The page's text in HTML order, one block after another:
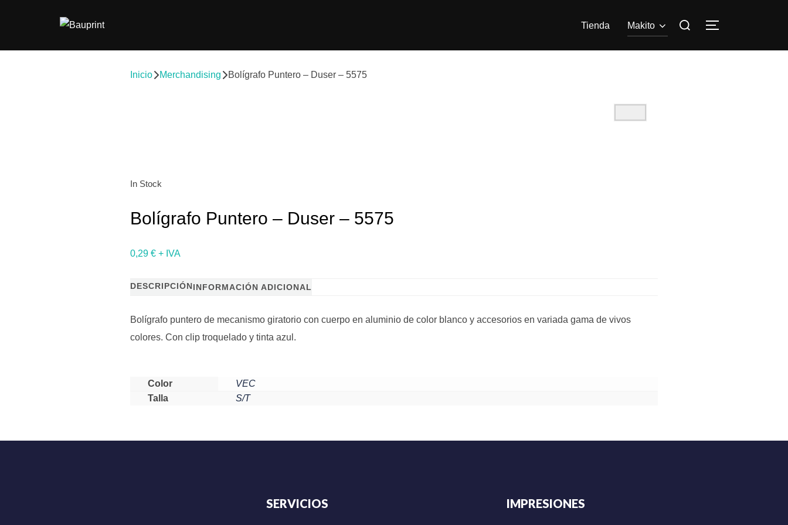
Tienda Makito
Inicio Merchandising Bolígrafo Puntero – Duser – 5575
In Stock
Bolígrafo Puntero – Duser – 5575
0,29 € + IVA
DESCRIPCIÓNINFORMACIÓN ADICIONAL
Bolígrafo puntero de mecanismo giratorio con cuerpo en aluminio de color blanco y accesorios en variada gama de vivos
colores. Con clip troquelado y tinta azul.
Color
VEC
Talla
S/T
SERVICIOS IMPRESIONES